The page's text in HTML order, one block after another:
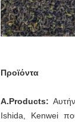
Προϊόντα
A.Products:
Ishida, Kenwei